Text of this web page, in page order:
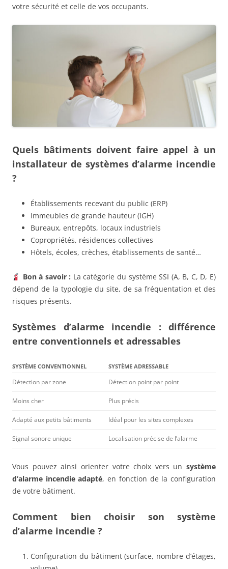
votre sécurité et celle de vos occupants.
Quels bâtiments doivent faire appel à un
installateur de systèmes d’alarme incendie
?
Établissements recevant du public (ERP)
Immeubles de grande hauteur (IGH)
Bureaux, entrepôts, locaux industriels
Copropriétés, résidences collectives
Hôtels, écoles, crèches, établissements de santé…
Bon à savoir : La catégorie du système SSI (A, B, C, D, E)
dépend de la typologie du site, de sa fréquentation et des
risques présents.
Systèmes d’alarme incendie : différence
entre conventionnels et adressables
SYSTÈME CONVENTIONNEL SYSTÈME ADRESSABLE
Détection par zone Détection point par point
Moins cher Plus précis
Adapté aux petits bâtiments Idéal pour les sites complexes
Signal sonore unique Localisation précise de l’alarme
Vous pouvez ainsi orienter votre choix vers un système
d’alarme incendie adapté, en fonction de la configuration
de votre bâtiment.
Comment bien choisir son système
d’alarme incendie ?
Configuration du bâtiment (surface, nombre d’étages,